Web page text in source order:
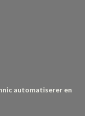
automatiserer en